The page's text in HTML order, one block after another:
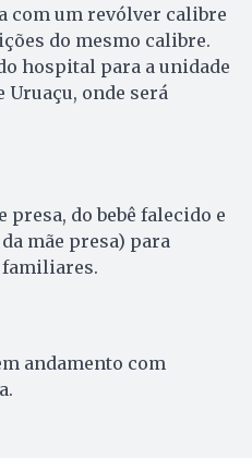
com um revólver calibre
do mesmo calibre.
hospital para a unidade
onde será
presa, do bebê falecido e
mãe presa) para
andamento com